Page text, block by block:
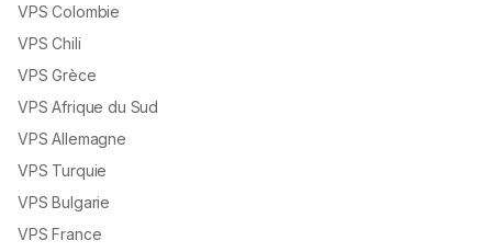
VPS Colombie
VPS Chili
VPS Grèce
VPS Afrique du Sud
VPS Allemagne
VPS Turquie
VPS Bulgarie
VPS France